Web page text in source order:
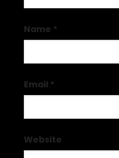
Name *
Email *
Website